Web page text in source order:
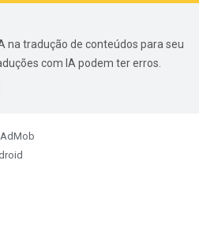
na tradução de conteúdos para seu
com IA podem ter erros.
AdMob